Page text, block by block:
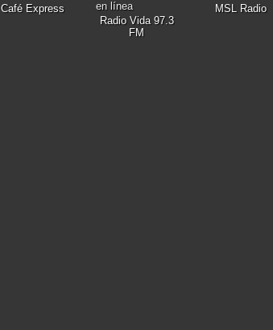
Café Express
Radio Vida 97.3
FM
MSL Radio